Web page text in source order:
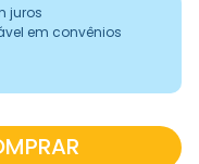
juros
em convênios